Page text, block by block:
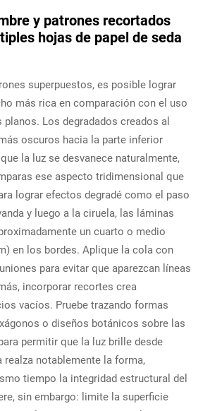
y patrones recortados
hojas de papel de seda
superpuestos, es posible lograr
más rica en comparación con el uso
Los degradados creados al
oscuros hacia la parte inferior
la luz se desvanece naturalmente,
ese aspecto tridimensional que
lograr efectos degradé como el paso
y luego a la ciruela, las láminas
un cuarto o medio
en los bordes. Aplique la cola con
para evitar que aparezcan líneas
incorporar recortes crea
vacíos. Pruebe trazando formas
o diseños botánicos sobre las
permitir que la luz brille desde
realza notablemente la forma,
tiempo la integridad estructural del
sin embargo: limite la superficie